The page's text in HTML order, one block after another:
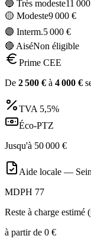
🔵 Très modeste11 000
🟡 Modeste9 000 €
🟣 Interm.5 000 €
🔴 AiséNon éligible
Prime CEE
De 2 500 € à 4 000 €
TVA 5,5%
Éco-PTZ
Jusqu'à 50 000 €
Aide locale —
MDPH 77
Reste à charge estimé
à partir de 0 €